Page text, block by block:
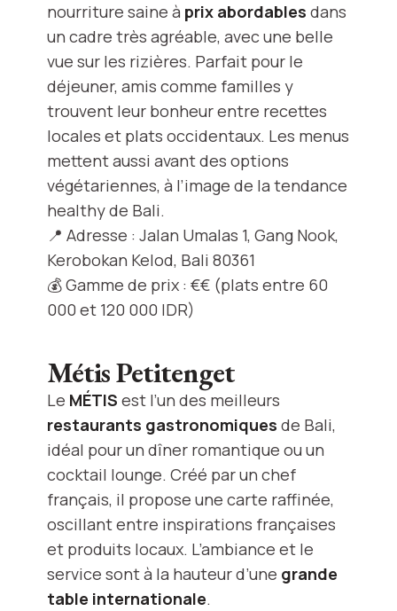
nourriture saine à prix abordables dans
un cadre très agréable, avec une belle
vue sur les rizières. Parfait pour le
déjeuner, amis comme familles y
trouvent leur bonheur entre recettes
locales et plats occidentaux. Les menus
mettent aussi avant des options
végétariennes, à l’image de la tendance
healthy de Bali.
📍 Adresse : Jalan Umalas 1, Gang Nook,
Kerobokan Kelod, Bali 80361
💰 Gamme de prix : €€ (plats entre 60
000 et 120 000 IDR)
Métis Petitenget
Le MÉTIS est l’un des meilleurs
restaurants gastronomiques de Bali,
idéal pour un dîner romantique ou un
cocktail lounge. Créé par un chef
français, il propose une carte raffinée,
oscillant entre inspirations françaises
et produits locaux. L’ambiance et le
service sont à la hauteur d’une grande
table internationale.